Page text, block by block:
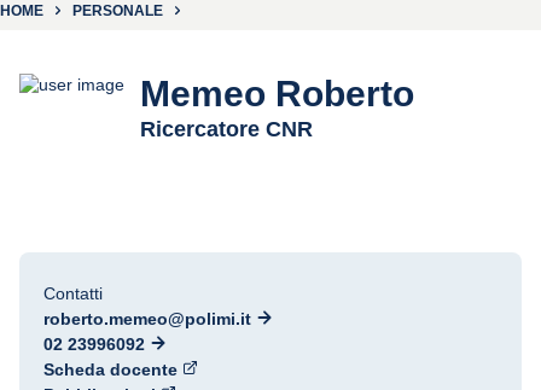
HOME PERSONALE
Memeo Roberto
Ricercatore CNR
Contatti
roberto.memeo@polimi.it
02 23996092
Scheda docente